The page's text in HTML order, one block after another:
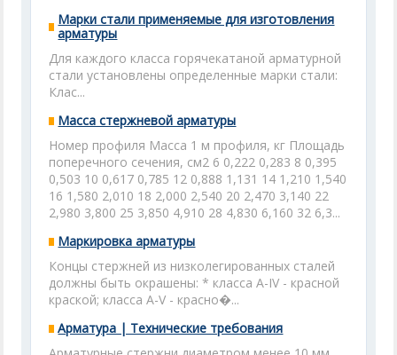
Марки стали применяемые для изготовления
арматуры
Для каждого класса горячекатаной арматурной
стали установлены определенные марки стали:
Клас...
Масса стержневой арматуры
Номер профиля Масса 1 м профиля, кг Площадь
поперечного сечения, см2 6 0,222 0,283 8 0,395
0,503 10 0,617 0,785 12 0,888 1,131 14 1,210 1,540
16 1,580 2,010 18 2,000 2,540 20 2,470 3,140 22
2,980 3,800 25 3,850 4,910 28 4,830 6,160 32 6,3...
Маркировка арматуры
Концы стержней из низколегированных сталей
должны быть окрашены: * класса А-IV - красной
краской; класса А-V - красно�...
Арматура | Технические требования